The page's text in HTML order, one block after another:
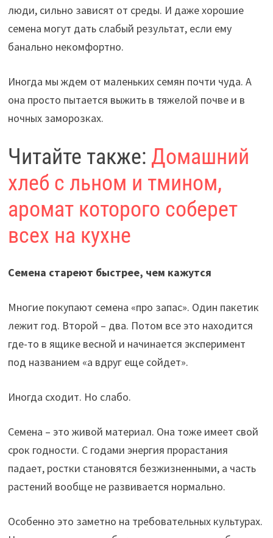
люди, сильно зависят от среды. И даже хорошие
семена могут дать слабый результат, если ему
банально некомфортно.
Иногда мы ждем от маленьких семян почти чуда. А
она просто пытается выжить в тяжелой почве и в
ночных заморозках.
Читайте также: Домашний
хлеб с льном и тмином,
аромат которого соберет
всех на кухне
Семена стареют быстрее, чем кажутся
Многие покупают семена «про запас». Один пакетик
лежит год. Второй – два. Потом все это находится
где-то в ящике весной и начинается эксперимент
под названием «а вдруг еще сойдет».
Иногда сходит. Но слабо.
Семена – это живой материал. Она тоже имеет свой
срок годности. С годами энергия прорастания
падает, ростки становятся безжизненными, а часть
растений вообще не развивается нормально.
Особенно это заметно на требовательных культурах.